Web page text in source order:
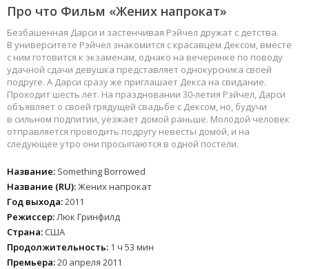
Про что Фильм «Жених напрокат»
Безбашенная Дарси и застенчивая Рэйчел дружат с детства.
В университете Рэйчел знакомится с красавцем Дексом, вместе
с ним готовится к экзаменам, однако на вечеринке по поводу
удачной сдачи девушка представляет однокурсника своей
подруге. А Дарси сразу же приглашает Декса на свидание.
Проходит шесть лет. На праздновании 30-летия Рэйчел, Дарси
объявляет о своей грядущей свадьбе с Дексом, но, будучи
в сильном подпитии, уезжает домой раньше. Молодой человек
отправляется проводить подругу невесты домой, и на
следующее утро они просыпаются в одной постели.
Название: Something Borrowed
Название (RU):Жених напрокат
Год выхода:2011
Режиссер:Люк Гринфилд
Страна: США
Продолжительность: 1 ч 53 мин
Премьера:20 апреля 2011